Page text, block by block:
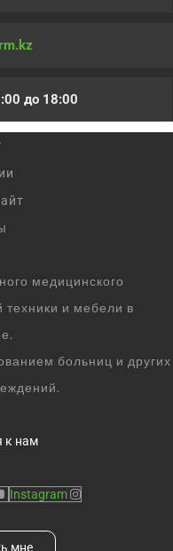
до 18:00
медицинского
и мебели в
больниц и других
к нам
Instagram
мне